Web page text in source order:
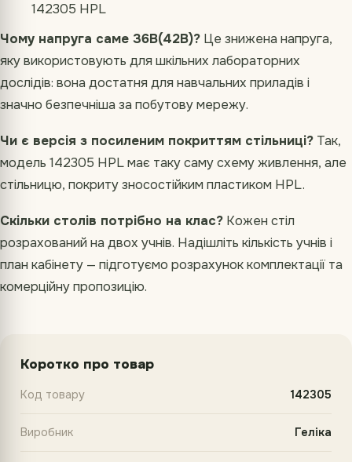
142305 HPL
Чому напруга саме 36В(42В)? Це знижена напруга,
яку використовують для шкільних лабораторних
дослідів: вона достатня для навчальних приладів і
значно безпечніша за побутову мережу.
Чи є версія з посиленим покриттям стільниці? Так,
модель 142305 HPL має таку саму схему живлення, але
стільницю, покриту зносостійким пластиком HPL.
Скільки столів потрібно на клас? Кожен стіл
розрахований на двох учнів. Надішліть кількість учнів і
план кабінету — підготуємо розрахунок комплектації та
комерційну пропозицію.
Коротко про товар
Код товару 142305
Виробник Геліка